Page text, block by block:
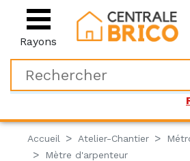
Rayons
Accueil Atelier-Chantier
Mètre d'arpenteur